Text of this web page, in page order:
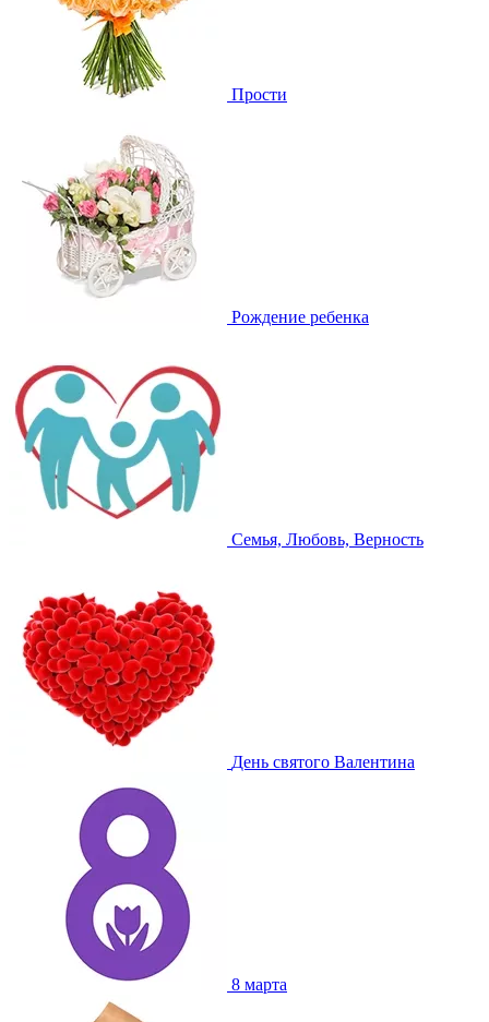
Прости
Рождение ребенка
Семья, Любовь, Верность
День святого Валентина
8 марта